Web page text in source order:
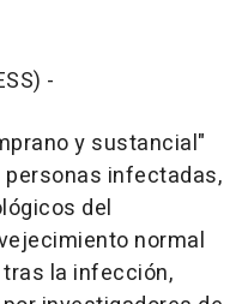
-
y sustancial"
infectadas,
del
normal
la infección,